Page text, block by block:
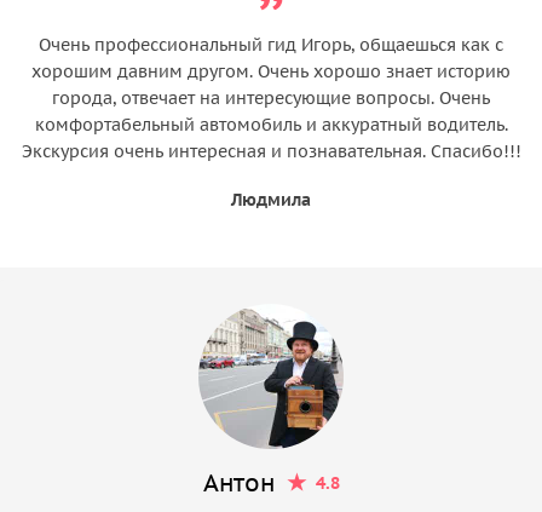
Очень профессиональный гид Игорь, общаешься как с
хорошим давним другом. Очень хорошо знает историю
города, отвечает на интересующие вопросы. Очень
комфортабельный автомобиль и аккуратный водитель.
Экскурсия очень интересная и познавательная. Спасибо!!!
Людмила
Антон 4.8